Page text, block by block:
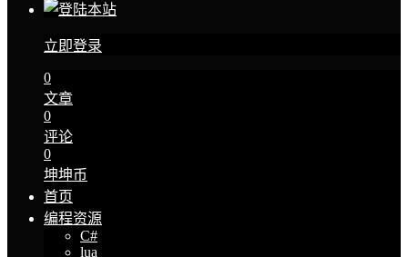
立即登录
0
文章
0
评论
0
坤坤币
首页
编程资源
C#
lua